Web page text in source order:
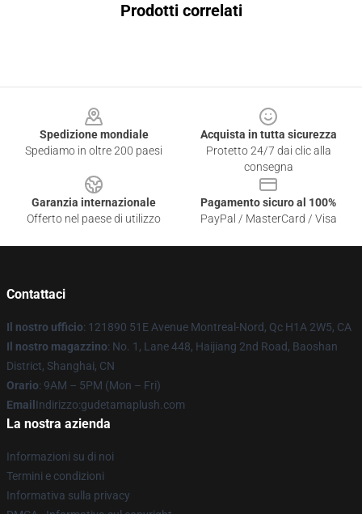
Prodotti correlati
Spedizione mondiale
Spediamo in oltre 200 paesi
Acquista in tutta sicurezza
Protetto 24/7 dai clic alla
consegna
Garanzia internazionale
Offerto nel paese di utilizzo
Pagamento sicuro al 100%
PayPal / MasterCard / Visa
Contattaci
Il nostro ufficio: 121890 51E Avenue Montreal-Nord, Qc H1A 2W5, CA
Il nostro magazzino: No. 1, Lane 448, Haijiang 2nd Road, Baoshan
District, Shanghai, CN
Orario: 9AM – 5PM (Mon – Fri)
Email Indirizzo:gudetamaplush.com
La nostra azienda
Informazioni su di noi
Termini e condizioni
Informativa sulla privacy